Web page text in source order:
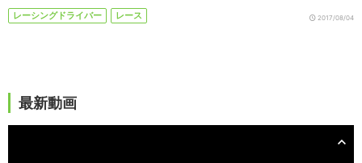
レーシングドライバー レース 2017/08/04
最新動画